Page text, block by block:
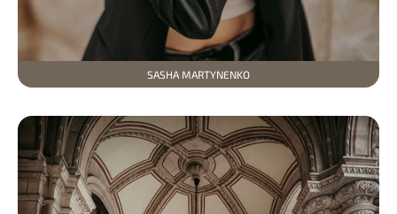
SASHA MARTYNENKO